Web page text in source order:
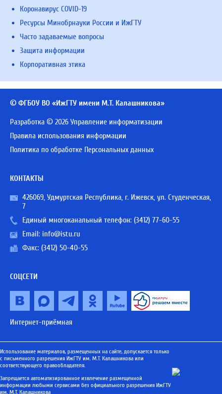
Коронавирус COVID-19
Ресурсы Минобрнауки России и ИжГТУ
Часто задаваемые вопросы
Защита информации
Корпоративная этика
© ФГБОУ ВО «ИжГТУ имени М.Т. Калашникова»
Разработка © 2026 Управление информатизации
Правила использования информации
Политика по обработке Персональных данных
КОНТАКТЫ
426069, Удмуртская Республика, г. Ижевск, ул. Студенческая,
7
Единый многоканальный телефон: (3412) 77-60-55
Email: info@istu.ru
Факс: (3412) 50-40-55
СОЦСЕТИ
Интернет-приёмная
Использование материалов, размещенных на сайте, допускается только
с письменного разрешения ИжГТУ им. М.Т. Калашникова или
соответствующего правообладателя.
Запрещается автоматизированное извлечение размещенной
информации любыми сервисами без официального разрешения ИжГТУ
им. М.Т. Калашникова